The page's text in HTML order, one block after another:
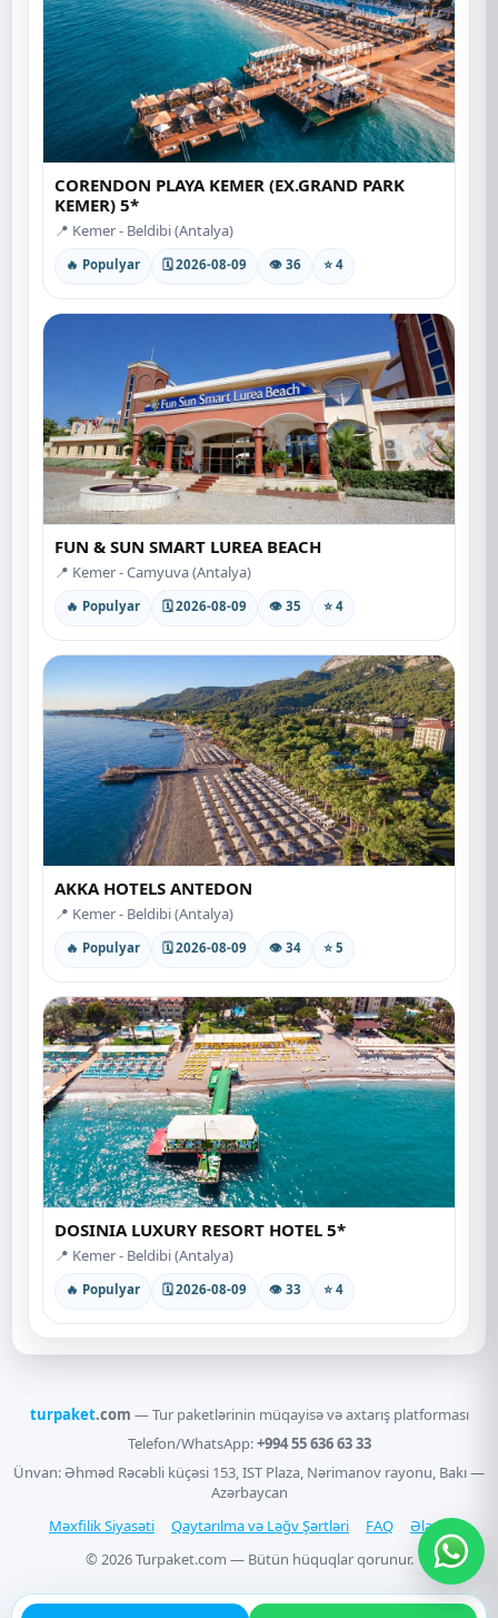
CORENDON PLAYA KEMER (EX.GRAND PARK
KEMER) 5*
📍 Kemer - Beldibi (Antalya)
🔥 Populyar 🗓 2026-08-09 👁 36 ⭐ 4
FUN & SUN SMART LUREA BEACH
📍 Kemer - Camyuva (Antalya)
🔥 Populyar 🗓 2026-08-09 👁 35 ⭐ 4
AKKA HOTELS ANTEDON
📍 Kemer - Beldibi (Antalya)
🔥 Populyar 🗓 2026-08-09 👁 34 ⭐ 5
DOSINIA LUXURY RESORT HOTEL 5*
📍 Kemer - Beldibi (Antalya)
🔥 Populyar 🗓 2026-08-09 👁 33 ⭐ 4
turpaket.com — Tur paketlərinin müqayisə və axtarış platforması
Telefon/WhatsApp:+994 55 636 63 33
Ünvan: Əhməd Rəcəbli küçəsi 153, IST Plaza, Nərimanov rayonu, Bakı —
Azərbaycan
Məxfilik Siyasəti
Qaytarılma və Ləğv Şərtləri FAQ
Əlaqə
© 2026 Turpaket.com — Bütün hüquqlar qorunur.